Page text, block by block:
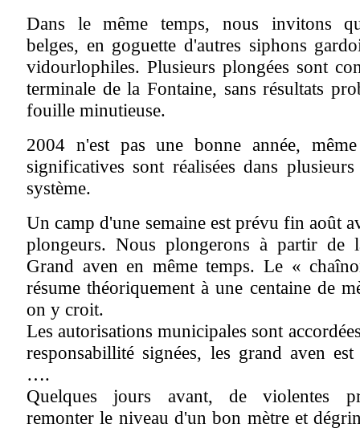
Dans le même temps, nous invitons
belges, en goguette d'autres siphons
vidourlophiles. Plusieurs plongées sont
terminale de la Fontaine, sans résultats
fouille minutieuse.
2004 n'est pas une bonne année,
significatives sont réalisées dans
système.
Un camp d'une semaine est prévu fin août
plongeurs. Nous plongerons à partir de
Grand aven en même temps. Le «
résume théoriquement à une centaine de
on y croit.
Les autorisations municipales sont
responsabillité signées, les grand aven
….
Quelques jours avant, de violentes
remonter le niveau d'un bon mètre et